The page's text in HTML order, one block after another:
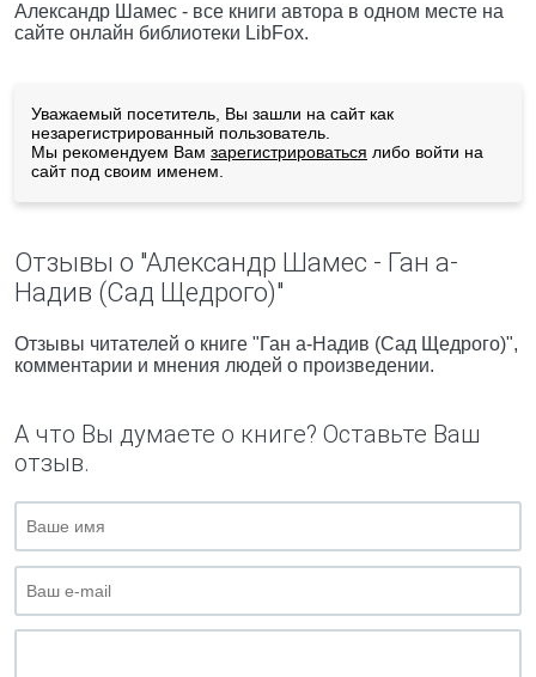
Александр Шамес - все книги автора в одном месте на
сайте онлайн библиотеки LibFox.
Уважаемый посетитель, Вы зашли на сайт как
незарегистрированный пользователь.
Мы рекомендуем Вам зарегистрироваться либо войти на
сайт под своим именем.
Отзывы о "Александр Шамес - Ган а-
Надив (Сад Щедрого)"
Отзывы читателей о книге "Ган а-Надив (Сад Щедрого)",
комментарии и мнения людей о произведении.
А что Вы думаете о книге? Оставьте Ваш
отзыв.